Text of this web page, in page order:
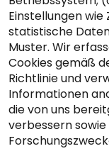
Einstellungen
statistische
Muster. Wir
Cookies gemäß
Richtlinie und
Informationen
die von uns
verbessern